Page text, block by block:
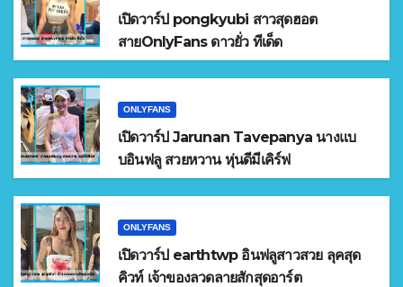
เปิดวาร์ป pongkyubi สาวสุดฮอต
สายOnlyFans ดาวยั่ว ทีเด็ด
ONLYFANS
เปิดวาร์ป Jarunan Tavepanya นางแบ
บอินฟลู สวยหวาน หุ่นดีมีเคิร์ฟ
ONLYFANS
เปิดวาร์ป earthtwp อินฟลูสาวสวย ลุคสุด
คิวท์ เจ้าของลวดลายสักสุดอาร์ต